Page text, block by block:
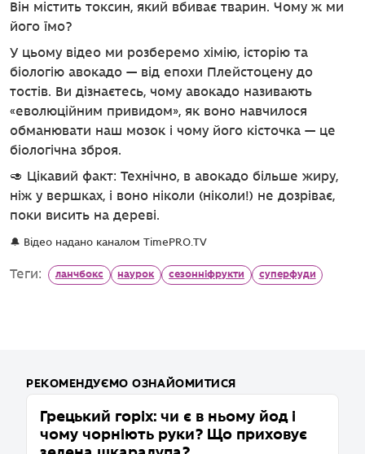
Він містить токсин, який вбиває тварин. Чому ж ми
його їмо?
У цьому відео ми розберемо хімію, історію та
біологію авокадо — від епохи Плейстоцену до
тостів. Ви дізнаєтесь, чому авокадо називають
«еволюційним привидом», як воно навчилося
обманювати наш мозок і чому його кісточка — це
біологічна зброя.
🥑 Цікавий факт: Технічно, в авокадо більше жиру,
ніж у вершках, і воно ніколи (ніколи!) не дозріває,
поки висить на дереві.
🔔 Відео надано каналом TimePRO.TV
Теги: ланчбокс наурок сезонніфрукти суперфуди
РЕКОМЕНДУЄМО ОЗНАЙОМИТИСЯ
Грецький горіх: чи є в ньому йод і
чому чорніють руки? Що приховує